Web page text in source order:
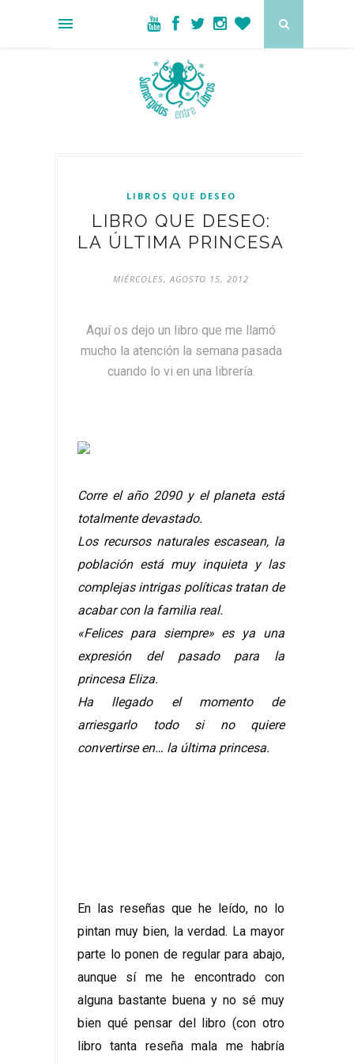
LIBROS QUE DESEO
LIBRO QUE DESEO:
LA ÚLTIMA PRINCESA
MIÉRCOLES, AGOSTO 15, 2012
Aquí os dejo un libro que me llamó
mucho la atención la semana pasada
cuando lo vi en una librería.
Corre el año 2090 y el planeta está
totalmente devastado.
Los recursos naturales escasean, la
población está muy inquieta y las
complejas intrigas políticas tratan de
acabar con la familia real.
«Felices para siempre» es ya una
expresión del pasado para la
princesa Eliza.
Ha llegado el momento de
arriesgarlo todo si no quiere
convertirse en… la última princesa.
En las reseñas que he leído, no lo
pintan muy bien, la verdad. La mayor
parte lo ponen de regular para abajo,
aunque sí me he encontrado con
alguna bastante buena y no sé muy
bien qué pensar del libro (con otro
libro tanta reseña mala me habría